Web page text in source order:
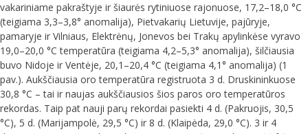
vakariniame pakraštyje ir šiaurės rytiniuose rajonuose, 17,2–18,0 °C
(teigiama 3,3–3,8° anomalija), Pietvakarių Lietuvije, pajūryje,
pamaryje ir Vilniaus, Elektrėnų, Jonevos bei Trakų apylinkėse vyravo
19,0–20,0 °C temperatūra (teigiama 4,2–5,3° anomalija), šilčiausia
buvo Nidoje ir Ventėje, 20,1–20,4 °C (teigiama 4,1° anomalija) (1
pav.). Aukščiausia oro temperatūra registruota 3 d. Druskininkuose
30,8 °C – tai ir naujas aukščiausios šios paros oro temperatūros
rekordas. Taip pat nauji parų rekordai pasiekti 4 d. (Pakruojis, 30,5
°C), 5 d. (Marijampolė, 29,5 °C) ir 8 d. (Klaipėda, 29,0 °C). 3 ir 4